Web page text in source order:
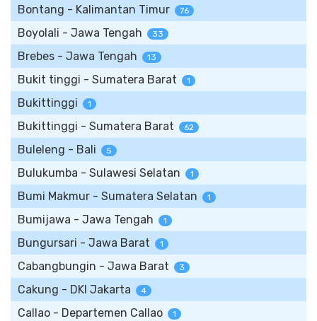
Bontang - Kalimantan Timur 76
Boyolali - Jawa Tengah 33
Brebes - Jawa Tengah 13
Bukit tinggi - Sumatera Barat 1
Bukittinggi 1
Bukittinggi - Sumatera Barat 62
Buleleng - Bali 5
Bulukumba - Sulawesi Selatan 1
Bumi Makmur - Sumatera Selatan 1
Bumijawa - Jawa Tengah 1
Bungursari - Jawa Barat 1
Cabangbungin - Jawa Barat 3
Cakung - DKI Jakarta 4
Callao - Departemen Callao 1